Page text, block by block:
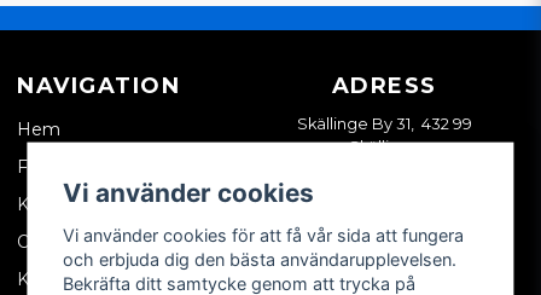
NAVIGATION
Hem
Företagskund
Kontakta oss
Om oss
Köpvillkor
ADRESS
Skällinge By 31, 432 99
Skällinge
Vi använder cookies
Vi använder cookies för att få vår sida att fungera
och erbjuda dig den bästa användarupplevelsen.
Bekräfta ditt samtycke genom att trycka på